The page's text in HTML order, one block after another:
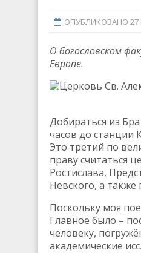
ОПУБЛИКОВАНО 27
О богословском
Европе.
Церковь Св.
Добираться из
часов до станции
Это третий по
праву считаться
Ростислава,
Невского, а
Поскольку моя
Главное было –
человеку,
академические